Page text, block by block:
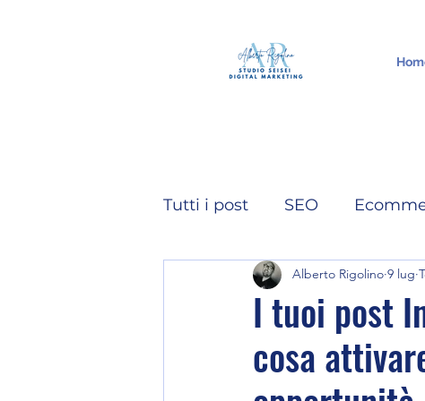
Tutti i post SEO
Intelligenza Artificiale
Instagram
I tuoi post
cosa
Alberto Rigolino 9 lug